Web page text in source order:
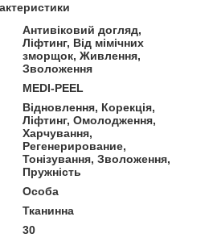
Антивіковий догляд,
Ліфтинг, Від мімічних
зморщок, Живлення,
Зволоження
MEDI-PEEL
Відновлення, Корекція,
Ліфтинг, Омолодження,
Харчування,
Регенерирование,
Тонізування, Зволоження,
Пружність
Особа
Тканинна
30